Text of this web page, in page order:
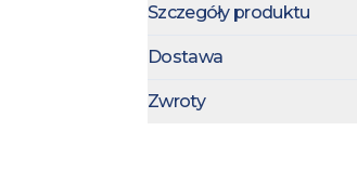
Szczegóły produktu
Dostawa
Zwroty